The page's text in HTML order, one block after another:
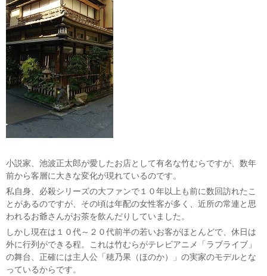
小説家、池波正太郎が愛したお店として有名な竹むらですが、数年
前から客層に大きな変化が現れているのです。
私自身、必殺シリーズの大ファンで１０年以上も前に数回訪れたこ
とがあるのですが、その頃は年配の女性客が多く、近所の常連と思
われるお爺さんがお茶を飲んだりしていました。
しかし現在は１０代～２０代前半の若いお客がほとんどで、休日は
外に行列ができる程。これは竹むらがテレビアニメ「ラブライブ」
の舞台、正確には主人公「穂乃果（ほのか）」の実家のモデルとな
っているからです。